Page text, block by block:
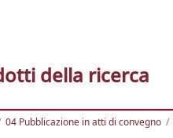
della ricerca
04 Pubblicazione in atti di convegno